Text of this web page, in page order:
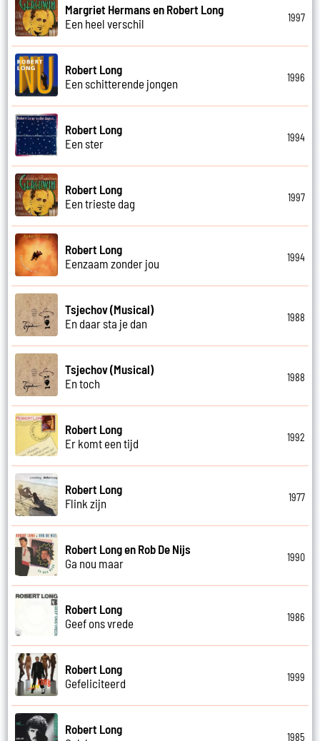
Margriet Hermans en Robert Long
Een heel verschil
1997
Robert Long
Een schitterende jongen
1996
Robert Long
Een ster
1994
Robert Long
Een trieste dag
1997
Robert Long
Eenzaam zonder jou
1994
Tsjechov (Musical)
En daar sta je dan
1988
Tsjechov (Musical)
En toch
1988
Robert Long
Er komt een tijd
1992
Robert Long
Flink zijn
1977
Robert Long en Rob De Nijs
Ga nou maar
1990
Robert Long
Geef ons vrede
1986
Robert Long
Gefeliciteerd
1999
Robert Long
1985